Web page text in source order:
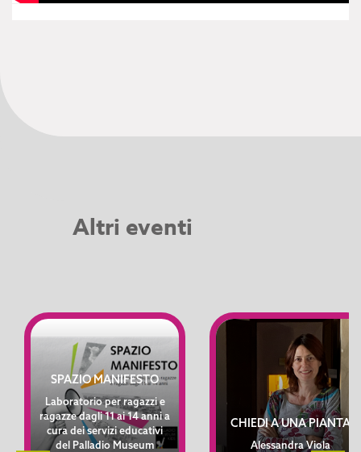
Altri eventi
SPAZIO MANIFESTO
Laboratorio per ragazzi e
ragazze dagli 11 ai 14 anni a
cura dei servizi educativi
del Palladio Museum
CHIEDI A UNA PIANTA
Alessandra Viola